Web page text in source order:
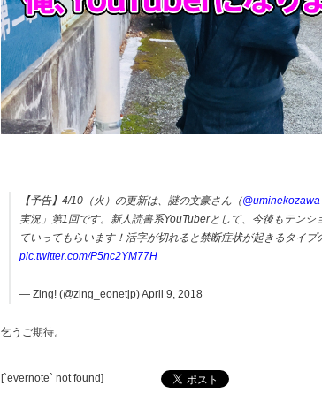
【予告】4/10（火）の更新は、謎の文豪さん（@uminekozawa
実況」第1回です。新人読書系YouTuberとして、今後もテンシ
ていってもらいます！活字が切れると禁断症状が起きるタイプ
pic.twitter.com/P5nc2YM77H
— Zing! (@zing_eonetjp) April 9, 2018
乞うご期待。
[`evernote` not found]